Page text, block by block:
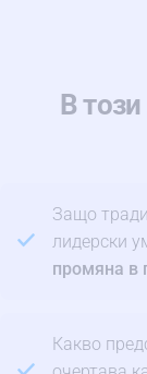
В този
Защо
лидерски
промяна в
Какво